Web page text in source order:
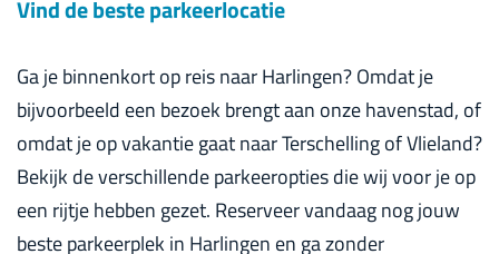
Vind de beste parkeerlocatie
Ga je binnenkort op reis naar Harlingen? Omdat je
bijvoorbeeld een bezoek brengt aan onze havenstad, of
omdat je op vakantie gaat naar Terschelling of Vlieland?
Bekijk de verschillende parkeeropties die wij voor je op
een rijtje hebben gezet. Reserveer vandaag nog jouw
beste parkeerplek in Harlingen en ga zonder